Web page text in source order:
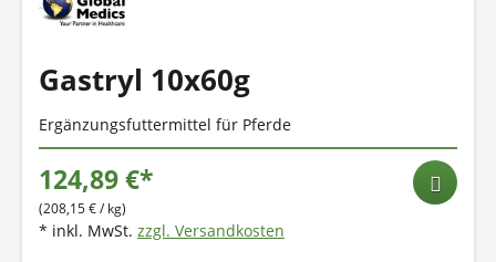
Gastryl 10x60g
Ergänzungsfuttermittel für Pferde
124,89 €*
(208,15 € / kg)
* inkl. MwSt. zzgl. Versandkosten